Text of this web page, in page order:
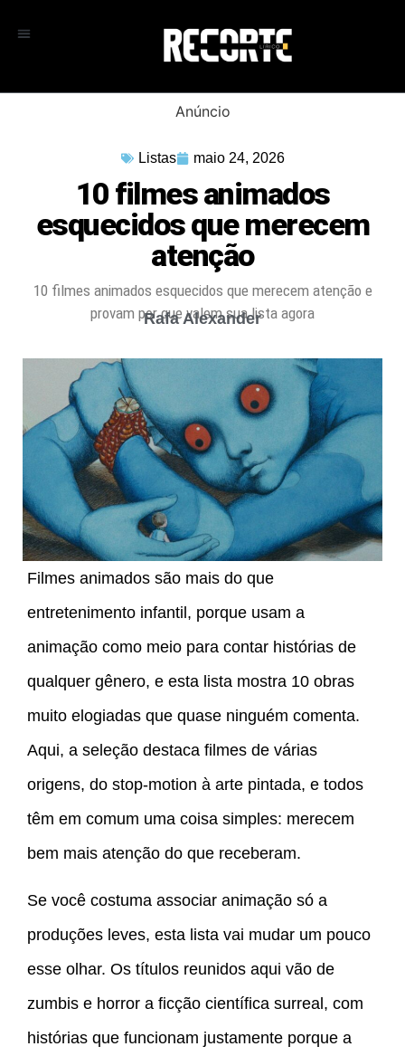
Anúncio
Listas maio 24, 2026
10 filmes animados
esquecidos que merecem
atenção
10 filmes animados esquecidos que merecem atenção e
provam por que valem sua lista agora
Rafa Alexander
Filmes animados são mais do que
entretenimento infantil, porque usam a
animação como meio para contar histórias de
qualquer gênero, e esta lista mostra 10 obras
muito elogiadas que quase ninguém comenta.
Aqui, a seleção destaca filmes de várias
origens, do stop-motion à arte pintada, e todos
têm em comum uma coisa simples: merecem
bem mais atenção do que receberam.
Se você costuma associar animação só a
produções leves, esta lista vai mudar um pouco
esse olhar. Os títulos reunidos aqui vão de
zumbis e horror a ficção científica surreal, com
histórias que funcionam justamente porque a